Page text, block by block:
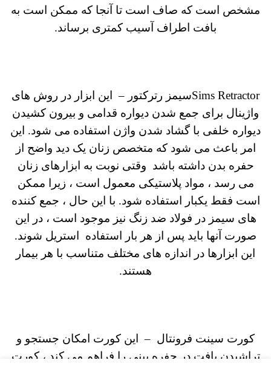
مشخص است که صاف است تا آنجا که ممکن است به
بافت اطراف آسیب کمتری برساند.
Sims Retractorسیمز رترکتور – این ابزار در روش های
واژینال برای جمع شدن دیواره قدامی و بیرون کشیدن
دیواره خلفی با گشاد شدن واژن استفاده می شود. این
امر باعث می شود که متخصص زنان یک دید واضح از
حفره بدن داشته باشد وقتی نوبت به ابزارهای زنان
می رسد ، مواد پلاستیکی معمول است ، زیرا ممکن
است فقط یکبار استفاده شود. با این حال ، جمع کننده
های سیمز در فولاد ضد زنگ نیز موجود است ، در این
صورت آنها باید پس از هر بار استفاده استریل شوند.
این ابزارها در اندازه های مختلف متناسب با هر بیمار
هستند.
کورت سینت فرونتال – این کورت امکان جستجو و
تراشیدن بافت در حفره بینی را فراهم می کند ، کورت